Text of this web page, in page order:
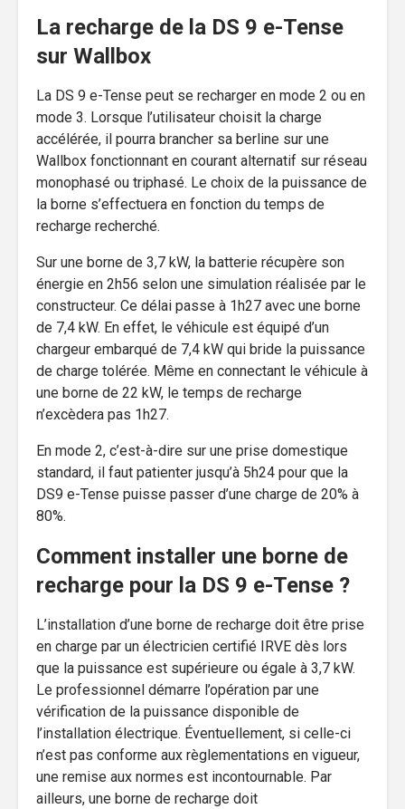
La recharge de la DS 9 e-Tense
sur Wallbox
La DS 9 e-Tense peut se recharger en mode 2 ou en
mode 3. Lorsque l’utilisateur choisit la charge
accélérée, il pourra brancher sa berline sur une
Wallbox fonctionnant en courant alternatif sur réseau
monophasé ou triphasé. Le choix de la puissance de
la borne s’effectuera en fonction du temps de
recharge recherché.
Sur une borne de 3,7 kW, la batterie récupère son
énergie en 2h56 selon une simulation réalisée par le
constructeur. Ce délai passe à 1h27 avec une borne
de 7,4 kW. En effet, le véhicule est équipé d’un
chargeur embarqué de 7,4 kW qui bride la puissance
de charge tolérée. Même en connectant le véhicule à
une borne de 22 kW, le temps de recharge
n’excèdera pas 1h27.
En mode 2, c’est-à-dire sur une prise domestique
standard, il faut patienter jusqu’à 5h24 pour que la
DS9 e-Tense puisse passer d’une charge de 20% à
80%.
Comment installer une borne de
recharge pour la DS 9 e-Tense ?
L’installation d’une borne de recharge doit être prise
en charge par un électricien certifié IRVE dès lors
que la puissance est supérieure ou égale à 3,7 kW.
Le professionnel démarre l’opération par une
vérification de la puissance disponible de
l’installation électrique. Éventuellement, si celle-ci
n’est pas conforme aux règlementations en vigueur,
une remise aux normes est incontournable. Par
ailleurs, une borne de recharge doit